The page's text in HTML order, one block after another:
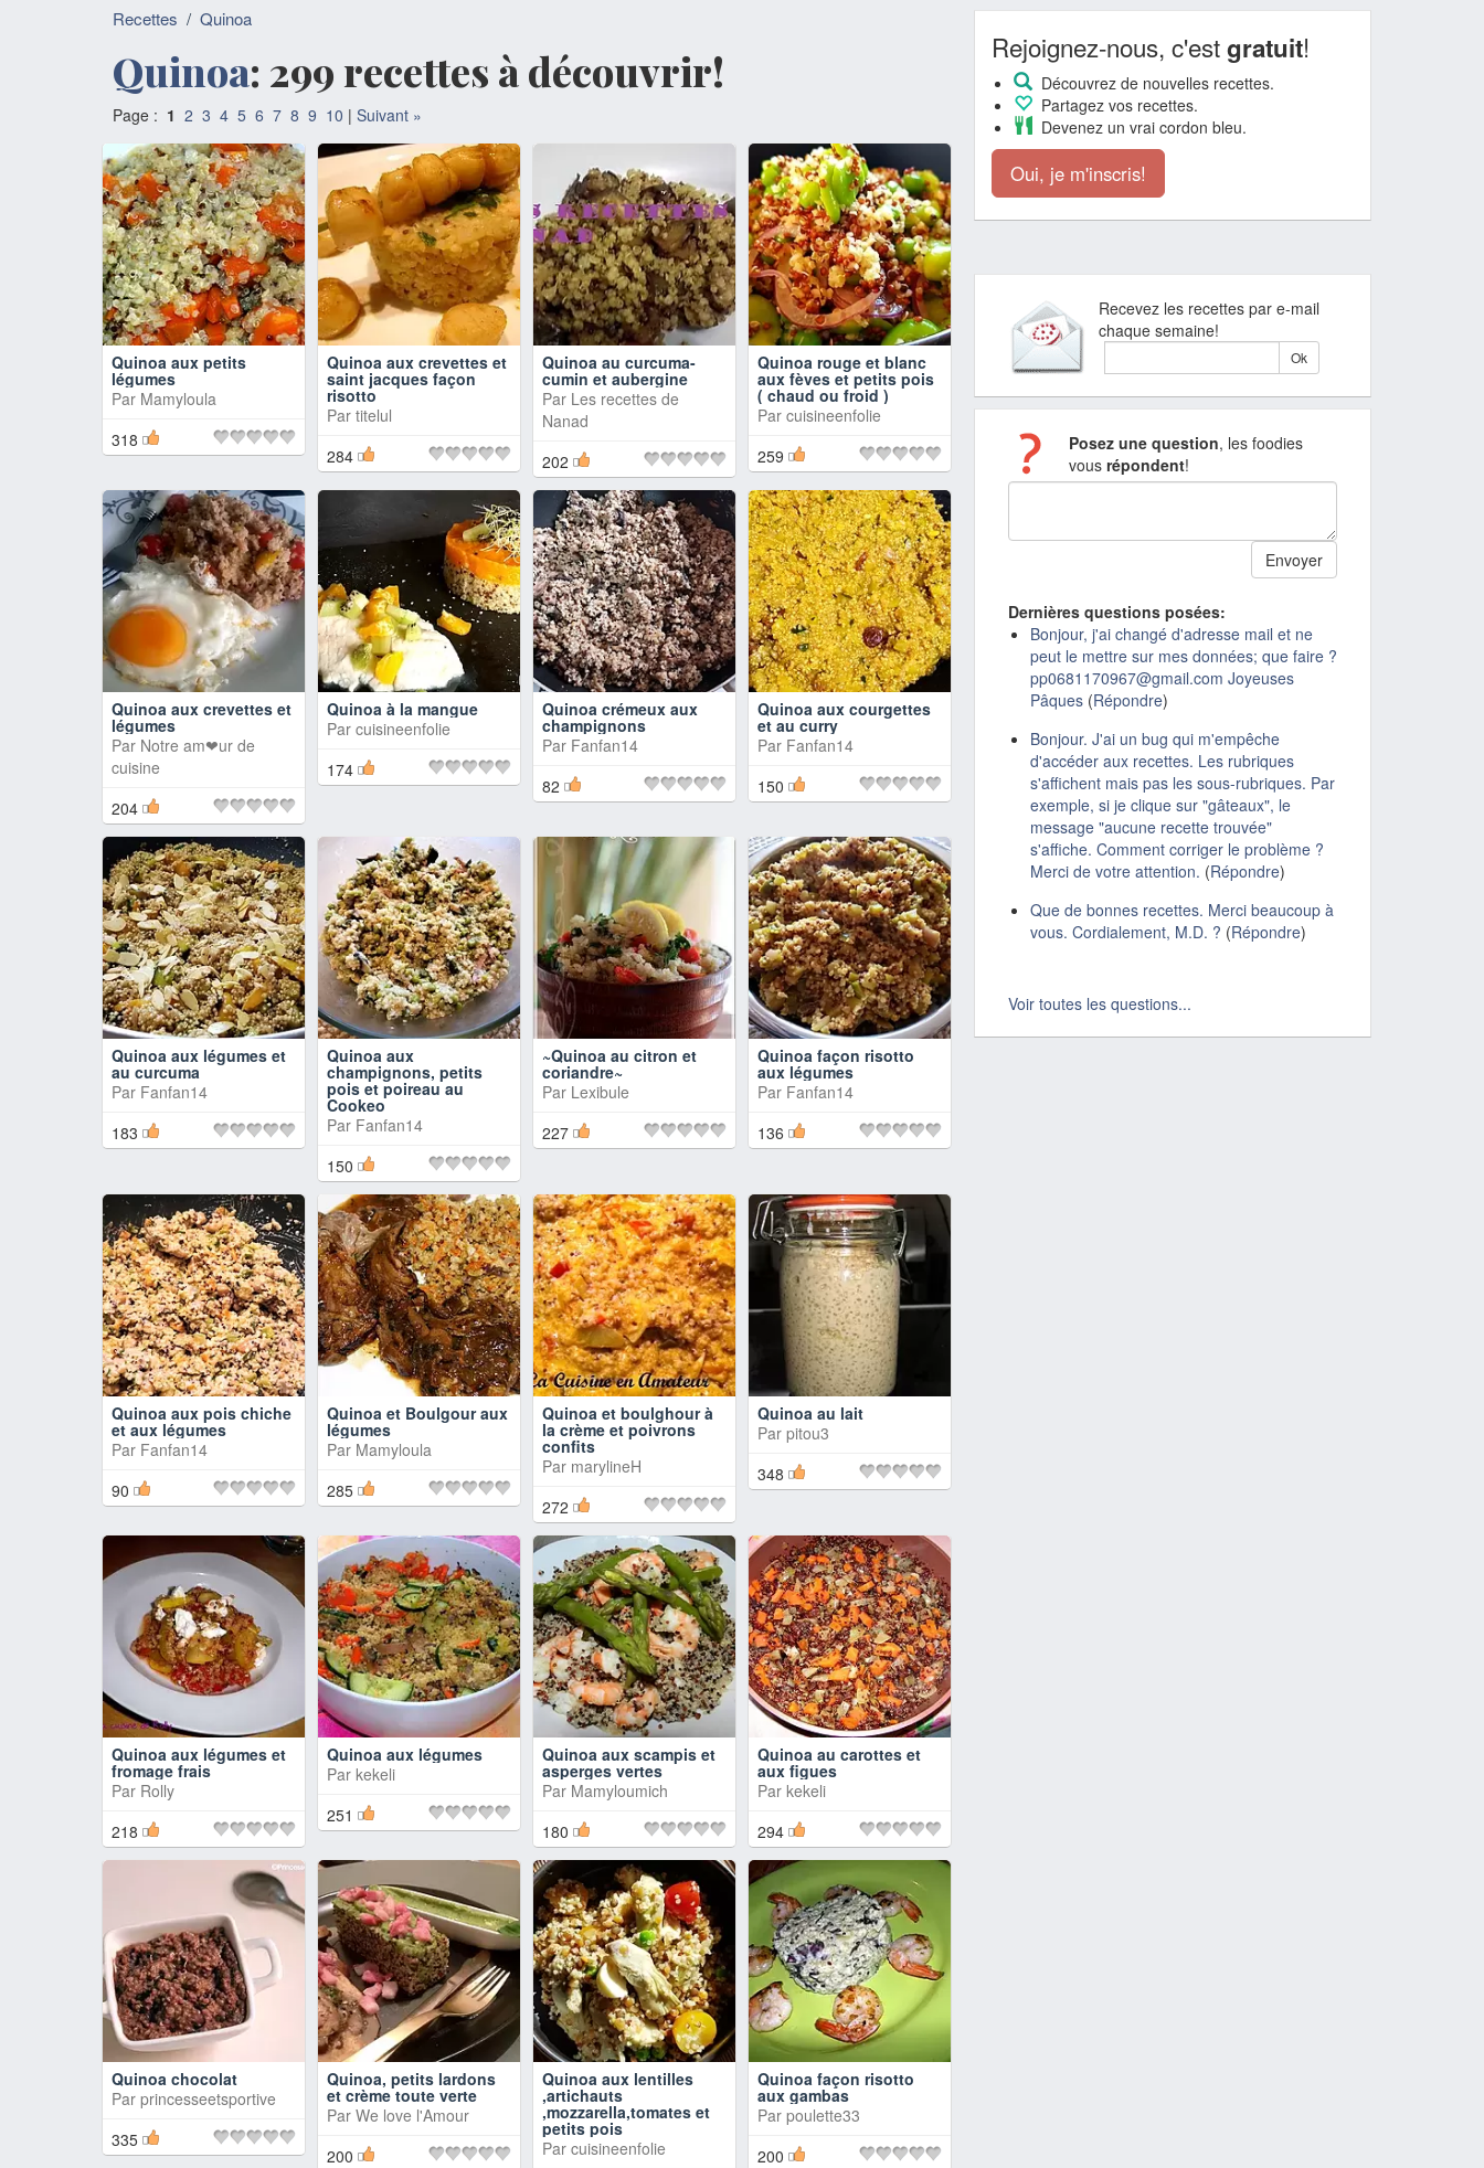
Recettes / Quinoa
Quinoa: 299 recettes à découvrir!
Page : 1 2 3 4 5 6 7 8 9 10 | Suivant »
Quinoa aux petits
légumes
Par Mamyloula
318
Quinoa aux crevettes et
saint jacques façon
risotto
Par titelul
284
Quinoa au curcuma-
cumin et aubergine
Par Les recettes de
Nanad
202
Quinoa rouge et blanc
aux fèves et petits pois
( chaud ou froid )
Par cuisineenfolie
259
Quinoa aux crevettes et
légumes
Par Notre am❤ur de
cuisine
204
Quinoa à la mangue
Par cuisineenfolie
174
Quinoa crémeux aux
champignons
Par Fanfan14
82
Quinoa aux courgettes
et au curry
Par Fanfan14
150
Quinoa aux légumes et
au curcuma
Par Fanfan14
183
Quinoa aux
champignons, petits
pois et poireau au
Cookeo
Par Fanfan14
150
~Quinoa au citron et
coriandre~
Par Lexibule
227
Quinoa façon risotto
aux légumes
Par Fanfan14
136
Quinoa aux pois chiche
et aux légumes
Par Fanfan14
90
Quinoa et Boulgour aux
légumes
Par Mamyloula
285
Quinoa et boulghour à
la crème et poivrons
confits
Par marylineH
272
Quinoa au lait
Par pitou3
348
Quinoa aux légumes et
fromage frais
Par Rolly
218
Quinoa aux légumes
Par kekeli
251
Quinoa aux scampis et
asperges vertes
Par Mamyloumich
180
Quinoa au carottes et
aux figues
Par kekeli
294
Quinoa chocolat
Par princesseetsportive
335
Quinoa, petits lardons
et crème toute verte
Par We love l'Amour
200
Quinoa aux lentilles
,artichauts
,mozzarella,tomates et
petits pois
Par cuisineenfolie
Quinoa façon risotto
aux gambas
Par poulette33
200
Rejoignez-nous, c'estgratuit!
Découvrez de nouvelles recettes.
Partagez vos recettes.
Devenez un vrai cordon bleu.
Oui, je m'inscris!
Recevez les recettes par e-mail
chaque semaine!
Posez une question, les foodies
vous répondent!
Dernières questions posées:
Bonjour, j'ai changé d'adresse mail et ne
peut le mettre sur mes données; que faire ?
pp0681170967@gmail.com Joyeuses
Pâques (Répondre)
Bonjour. J'ai un bug qui m'empêche
d'accéder aux recettes. Les rubriques
s'affichent mais pas les sous-rubriques. Par
exemple, si je clique sur "gâteaux", le
message "aucune recette trouvée"
s'affiche. Comment corriger le problème ?
Merci de votre attention. (Répondre)
Que de bonnes recettes. Merci beaucoup à
vous. Cordialement, M.D. ? (Répondre)
Voir toutes les questions...